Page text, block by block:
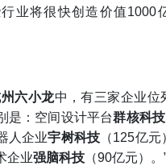
业将很快创造价值1000
六小龙中，有三家企业位
是：空间设计平台群核科技
人企业宇树科技 （125亿
企业强脑科技 （90亿元）。